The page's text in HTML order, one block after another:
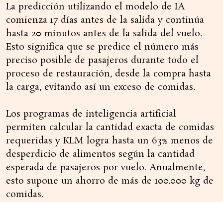
La predicción utilizando el modelo de IA
comienza 17 días antes de la salida y continúa
hasta 20 minutos antes de la salida del vuelo.
Esto significa que se predice el número más
preciso posible de pasajeros durante todo el
proceso de restauración, desde la compra hasta
la carga, evitando así un exceso de comidas.
Los programas de inteligencia artificial
permiten calcular la cantidad exacta de comidas
requeridas y KLM logra hasta un 63% menos de
desperdicio de alimentos según la cantidad
esperada de pasajeros por vuelo. Anualmente,
esto supone un ahorro de más de 100.000 kg de
comidas.